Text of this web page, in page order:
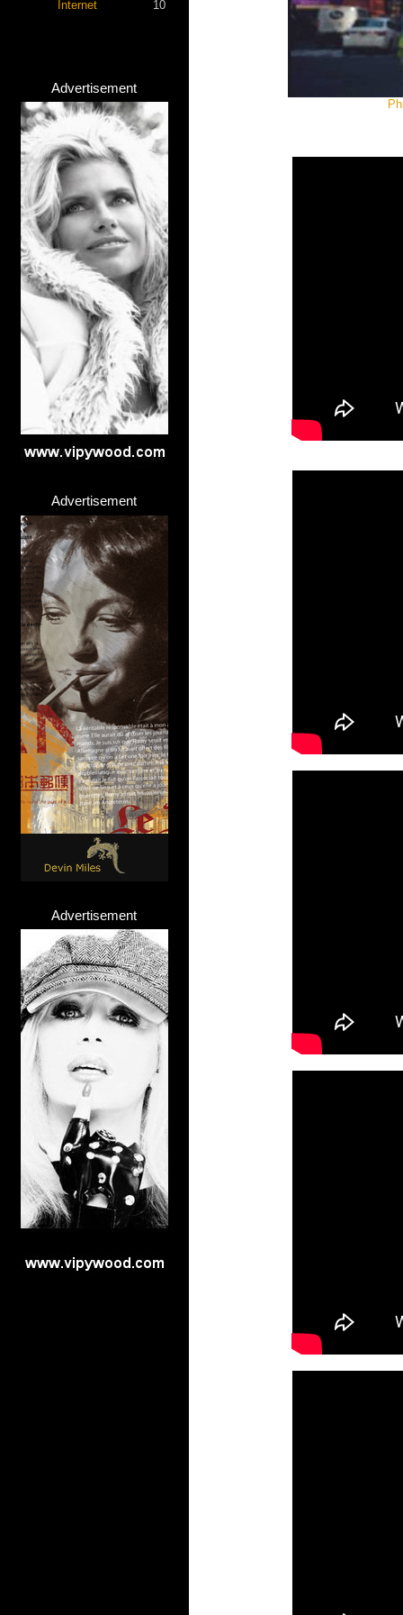
Internet 10
Advertisement
Advertisement
Advertisement